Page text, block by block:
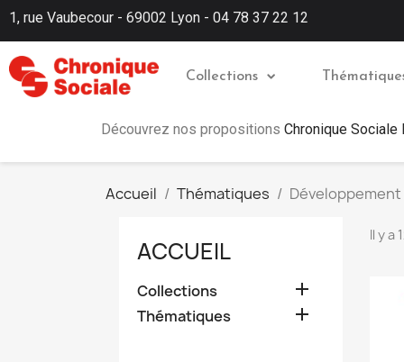
1, rue Vaubecour - 69002 Lyon - 04 78 37 22 12
Collections
Découvrez nos propositions Chronique Sociale
Accueil Thématiques
ACCUEIL
Collections 
Thématiques 
Il y a